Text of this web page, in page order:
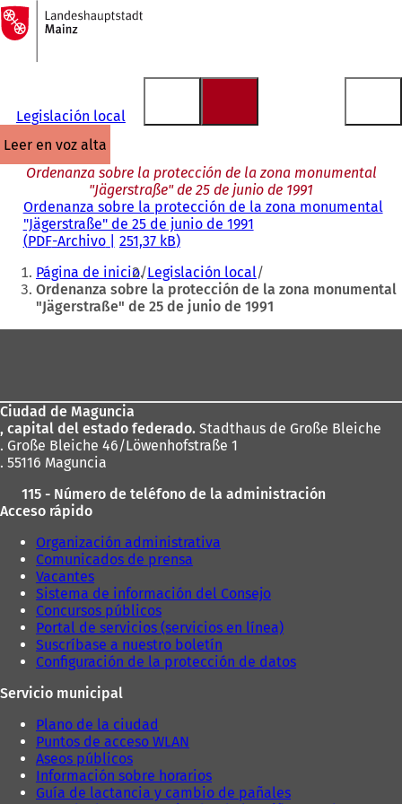
Saltar al contenido
A
la
página
Legislación local
leer en voz alta
Ordenanza sobre la protección de la zona monumental
"Jägerstraße" de 25 de junio de 1991
Ordenanza sobre la protección de la zona monumental
"Jägerstraße" de 25 de junio de 1991
PDF-Archivo 251,37 kB
Estás
aquí:
Página de inicio Legislación local
Ordenanza sobre la protección de la zona monumental
"Jägerstraße" de 25 de junio de 1991
pies
Ciudad de Maguncia
, capital del estado federado. Stadthaus de Große Bleiche
. Große Bleiche 46/Löwenhofstraße 1
. 55116 Maguncia
115 - Número de teléfono de la administración
Acceso rápido
Organización administrativa
Comunicados de prensa
Vacantes
Sistema de información del Consejo
Concursos públicos
Portal de servicios (servicios en línea)
Suscríbase a nuestro boletín
Configuración de la protección de datos
Servicio municipal
Plano de la ciudad
Puntos de acceso WLAN
Aseos públicos
Información sobre horarios
Guía de lactancia y cambio de pañales